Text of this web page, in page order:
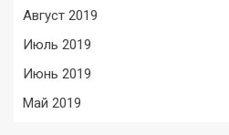
Август 2019
Июль 2019
Июнь 2019
Май 2019